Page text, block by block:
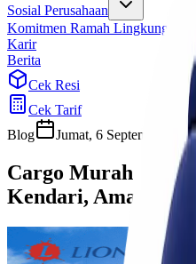
Sosial Perusahaan
Komitmen Ramah Lingkungan
Karir
Berita
Cek Resi
Cek Tarif
Blog
Jumat, 6 September
Cargo Murah dari
Kendari, Aman dan